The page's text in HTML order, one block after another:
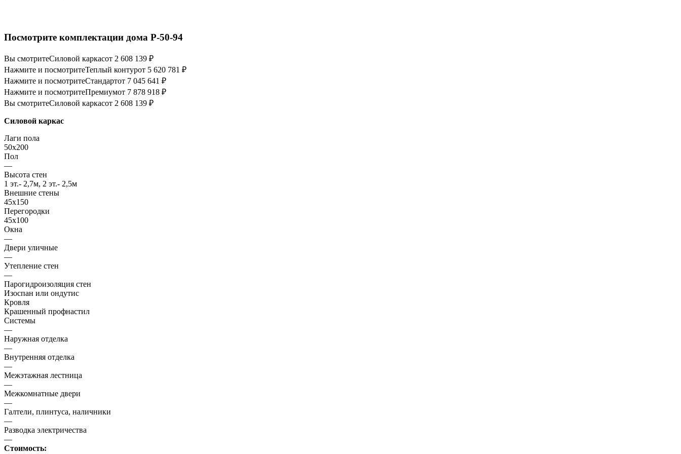
Посмотрите комплектации дома P-50-94
Вы смотритеСиловой каркасот 2 608 139 ₽
Нажмите и посмотритеТеплый контурот 5 620 781 ₽
Нажмите и посмотритеСтандартот 7 045 641 ₽
Нажмите и посмотритеПремиумот 7 878 918 ₽
Вы смотритеСиловой каркасот 2 608 139 ₽
Силовой каркас
Лаги пола
50x200
Пол
—
Высота стен
1 эт.- 2,7м, 2 эт.- 2,5м
Внешние стены
45х150
Перегородки
45х100
Окна
—
Двери уличные
—
Утепление стен
—
Парогидроизоляция стен
Изоспан или ондутис
Кровля
Крашенный профнастил
Системы
—
Наружная отделка
—
Внутренняя отделка
—
Межэтажная лестница
—
Межкомнатные двери
—
Галтели, плинтуса, наличники
—
Разводка электричества
—
Стоимость: